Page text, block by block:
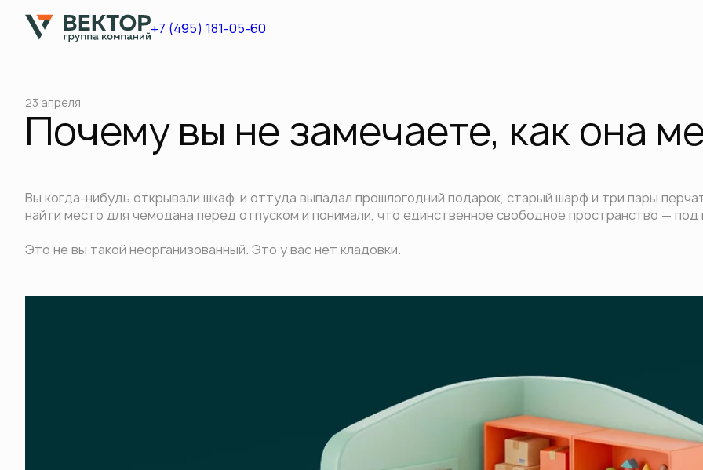
+7 (495) 181-05-60
23 апреля
Почему вы не замечаете, как она
Вы когда-нибудь открывали шкаф, и оттуда выпадал прошлогодний подарок, старый шарф и три пары
найти место для чемодана перед отпуском и понимали, что единственное свободное пространство —
Это не вы такой неорганизованный. Это у вас нет кладовки.